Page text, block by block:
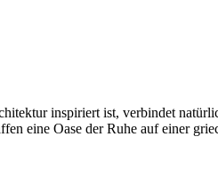
inspiriert ist, verbindet
eine Oase der Ruhe auf einer